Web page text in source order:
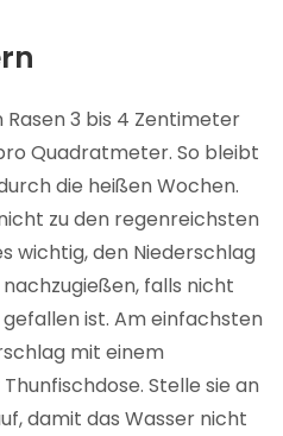
3 bis 4 Zentimeter
Quadratmeter. So bleibt
die heißen Wochen.
zu den regenreichsten
wichtig, den Niederschlag
falls nicht
ist. Am einfachsten
mit einem
Stelle sie an
damit das Wasser nicht